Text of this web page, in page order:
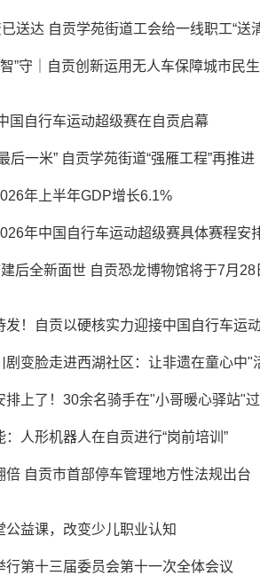
送达 自贡学苑街道工会给一线职工“送
”守｜自贡创新运用无人车保障城市民
国自行车运动超级赛在自贡启幕
后一米” 自贡学苑街道“强雁工程”再推进
年上半年GDP增长6.1%
年中国自行车运动超级赛具体赛程安
建后全新面世 自贡恐龙博物馆将于7月
发！自贡以硬核实力迎接中国自行车运
剧变脸走进西湖社区：让非遗在童心中"
排上了！30余名骑手在"小哥暖心驿站"
人形机器人在自贡进行“岗前培训”
倍 自贡市首部停车管理地方性法规出台
公益课，改变少儿职业认知
行第十三届委员会第十一次全体会议